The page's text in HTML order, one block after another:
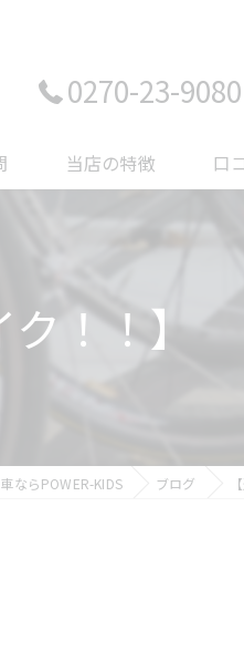
0270-23-9080
当店の特徴
フィッティング
口
ク！！】
ならPOWER-KIDS ブログ